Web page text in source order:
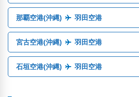
那覇空港(沖縄) 羽田空港
宮古空港(沖縄) 羽田空港
石垣空港(沖縄) 羽田空港